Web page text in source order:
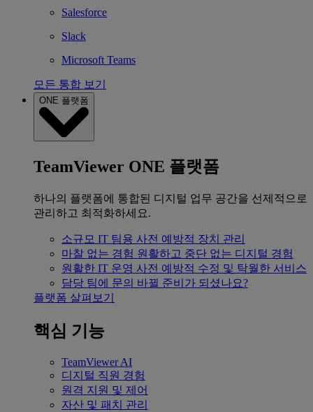
Salesforce
Slack
Microsoft Teams
모든 통합 보기
ONE 플랫폼
TeamViewer ONE 플랫폼
하나의 플랫폼에 통합된 디지털 업무 공간을 선제적으로
관리하고 최적화하세요.
소규모 IT 팀용 사전 예방적 장치 관리
마찰 없는 경험 원활하고 중단 없는 디지털 경험
원활한 IT 운영 사전 예방적 수정 및 탁월한 서비스
담당 팀에 문의 바뀔 준비가 되셨나요?
플랫폼 살펴보기
핵심 기능
TeamViewer AI
디지털 직원 경험
원격 지원 및 제어
자산 및 패치 관리